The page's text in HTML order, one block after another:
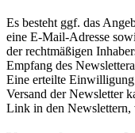
Es besteht ggf. das
eine E-Mail-Adresse
der rechtmäßigen
Empfang des
Eine erteilte
Versand der Newsletter
Link in den Newslettern,